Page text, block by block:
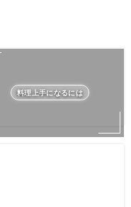
料理上手になるには